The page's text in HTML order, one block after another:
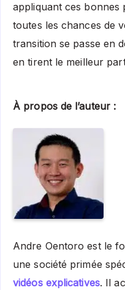
appliquant ces bonnes
toutes les chances de
transition se passe en
en tirent le meilleur
À propos de l’auteur :
Andre Oentoro est le
une société primée
vidéos explicatives. Il